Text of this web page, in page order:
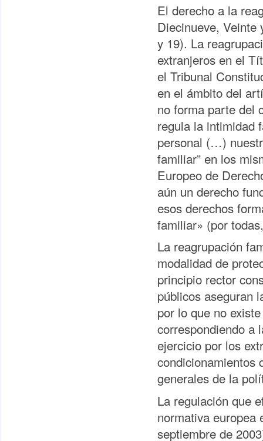
El derecho a la
Diecinueve, Veinte
y 19). La
extranjeros en el
el Tribunal
en el ámbito del
no forma parte del
regula la intimidad
personal (…)
familiar” en los
Europeo de
aún un derecho
esos derechos
familiar» (por
La reagrupación
modalidad de
principio rector
públicos aseguran
por lo que no
correspondiendo a
ejercicio por los
condicionamientos
generales de la
La regulación que
normativa europea
septiembre de